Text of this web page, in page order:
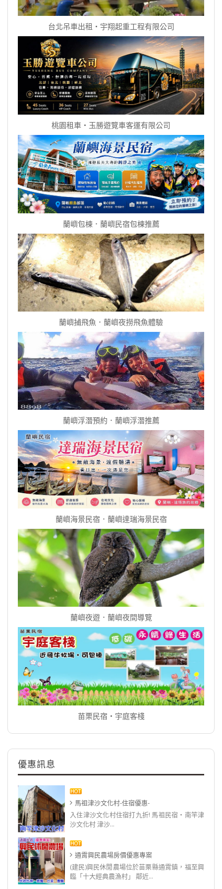
台北吊車出租‧宇翔起重工程有限公司
桃園租車‧玉勝遊覽車客運有限公司
蘭嶼包棟．蘭嶼民宿包棟推薦
蘭嶼捕飛魚．蘭嶼夜撈飛魚體驗
蘭嶼浮潛預約．蘭嶼浮潛推薦
蘭嶼海景民宿．蘭嶼達瑞海景民宿
蘭嶼夜遊．蘭嶼夜間導覽
苗栗民宿‧宇庭客棧
優惠訊息
馬祖津沙文化村-住宿優惠-
入住津沙文化村住宿打九折! 馬祖民宿‧南竿津
沙文化村 津沙...
通霄興民農場房價優惠專案
(建民)興民休閒農場位於苗栗縣通霄鎮，福至興
臨「十大經典農漁村」 鄰近...